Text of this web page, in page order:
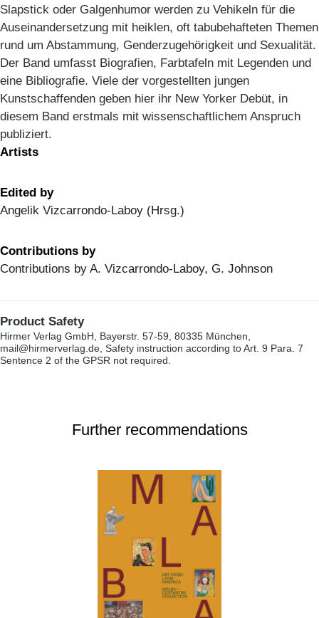
Slapstick oder Galgenhumor werden zu Vehikeln für die
Auseinandersetzung mit heiklen, oft tabubehafteten Themen
rund um Abstammung, Genderzugehörigkeit und Sexualität.
Der Band umfasst Biografien, Farbtafeln mit Legenden und
eine Bibliografie. Viele der vorgestellten jungen
Kunstschaffenden geben hier ihr New Yorker Debüt, in
diesem Band erstmals mit wissenschaftlichem Anspruch
publiziert.
Artists
Edited by
Angelik Vizcarrondo-Laboy (Hrsg.)
Contributions by
Contributions by A. Vizcarrondo-Laboy, G. Johnson
Product Safety
Hirmer Verlag GmbH, Bayerstr. 57-59, 80335 München,
mail@hirmerverlag.de, Safety instruction according to Art. 9 Para. 7
Sentence 2 of the GPSR not required.
Further recommendations